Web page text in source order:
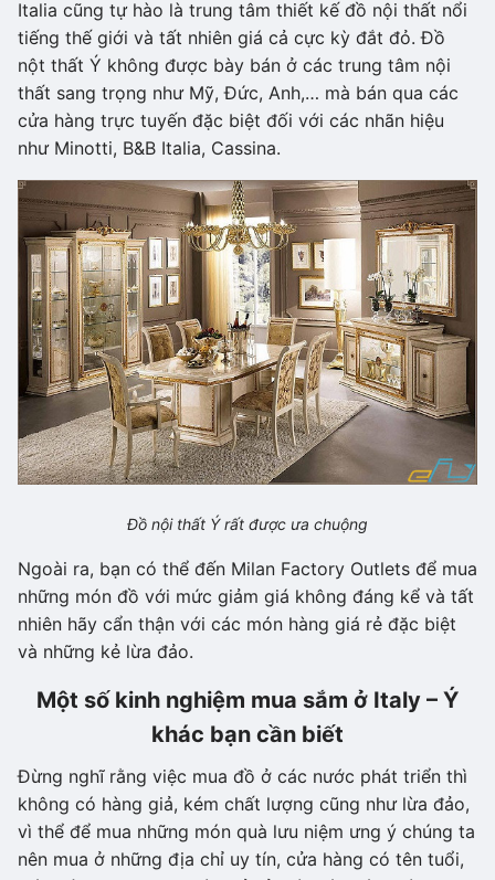
Italia cũng tự hào là trung tâm thiết kế đồ nội thất nổi
tiếng thế giới và tất nhiên giá cả cực kỳ đắt đỏ. Đồ
nột thất Ý không được bày bán ở các trung tâm nội
thất sang trọng như Mỹ, Đức, Anh,… mà bán qua các
cửa hàng trực tuyến đặc biệt đối với các nhãn hiệu
như Minotti, B&B Italia, Cassina.
Đồ nội thất Ý rất được ưa chuộng
Ngoài ra, bạn có thể đến Milan Factory Outlets để mua
những món đồ với mức giảm giá không đáng kể và tất
nhiên hãy cẩn thận với các món hàng giá rẻ đặc biệt
và những kẻ lừa đảo.
Một số kinh nghiệm mua sắm ở Italy – Ý
khác bạn cần biết
Đừng nghĩ rằng việc mua đồ ở các nước phát triển thì
không có hàng giả, kém chất lượng cũng như lừa đảo,
vì thể để mua những món quà lưu niệm ưng ý chúng ta
nên mua ở những địa chỉ uy tín, cửa hàng có tên tuổi,